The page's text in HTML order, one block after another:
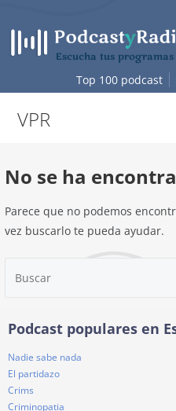
contenido
Escucha tus
Top 100 podcast
VPR
No se ha
Parece que no podemos
vez buscarlo te pueda ayudar.
Podcast populares en
Nadie sabe nada
El partidazo
Crims
Criminopatia